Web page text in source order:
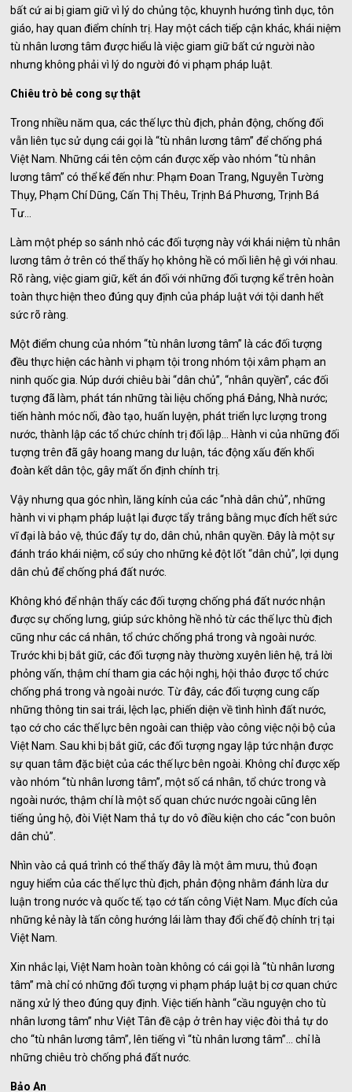
bất cứ ai bị giam giữ vì lý do chủng tộc, khuynh hướng tình dục, tôn
giáo, hay quan điểm chính trị. Hay một cách tiếp cận khác, khái niệm
tù nhân lương tâm được hiểu là việc giam giữ bất cứ người nào
nhưng không phải vì lý do người đó vi phạm pháp luật.
Chiêu trò bẻ cong sự thật
Trong nhiều năm qua, các thế lực thù địch, phản động, chống đối
vẫn liên tục sử dụng cái gọi là “tù nhân lương tâm” để chống phá
Việt Nam. Những cái tên cộm cán được xếp vào nhóm “tù nhân
lương tâm” có thể kể đến như: Phạm Đoan Trang, Nguyễn Tường
Thụy, Phạm Chí Dũng, Cấn Thị Thêu, Trịnh Bá Phương, Trịnh Bá
Tư…
Làm một phép so sánh nhỏ các đối tượng này với khái niệm tù nhân
lương tâm ở trên có thể thấy họ không hề có mối liên hệ gì với nhau.
Rõ ràng, việc giam giữ, kết án đối với những đối tượng kể trên hoàn
toàn thực hiện theo đúng quy định của pháp luật với tội danh hết
sức rõ ràng.
Một điểm chung của nhóm “tù nhân lương tâm” là các đối tượng
đều thực hiện các hành vi phạm tội trong nhóm tội xâm phạm an
ninh quốc gia. Núp dưới chiêu bài “dân chủ”, “nhân quyền”, các đối
tượng đã làm, phát tán những tài liệu chống phá Đảng, Nhà nước;
tiến hành móc nối, đào tạo, huấn luyện, phát triển lực lượng trong
nước, thành lập các tổ chức chính trị đối lập… Hành vi của những đối
tượng trên đã gây hoang mang dư luận, tác động xấu đến khối
đoàn kết dân tộc, gây mất ổn định chính trị.
Vậy nhưng qua góc nhìn, lăng kính của các “nhà dân chủ”, những
hành vi vi phạm pháp luật lại được tẩy trắng bằng mục đích hết sức
vĩ đại là bảo vệ, thúc đẩy tự do, dân chủ, nhân quyền. Đây là một sự
đánh tráo khái niệm, cổ súy cho những kẻ đột lốt “dân chủ”, lợi dụng
dân chủ để chống phá đất nước.
Không khó để nhận thấy các đối tượng chống phá đất nước nhận
được sự chống lưng, giúp sức không hề nhỏ từ các thế lực thù địch
cũng như các cá nhân, tổ chức chống phá trong và ngoài nước.
Trước khi bị bắt giữ, các đối tượng này thường xuyên liên hệ, trả lời
phỏng vấn, thậm chí tham gia các hội nghị, hội thảo được tổ chức
chống phá trong và ngoài nước. Từ đây, các đối tượng cung cấp
những thông tin sai trái, lệch lạc, phiến diện về tình hình đất nước,
tạo cớ cho các thế lực bên ngoài can thiệp vào công việc nội bộ của
Việt Nam. Sau khi bị bắt giữ, các đối tượng ngay lập tức nhận được
sự quan tâm đặc biệt của các thế lực bên ngoài. Không chỉ được xếp
vào nhóm “tù nhân lương tâm”, một số cá nhân, tổ chức trong và
ngoài nước, thậm chí là một số quan chức nước ngoài cũng lên
tiếng ủng hộ, đòi Việt Nam thả tự do vô điều kiện cho các “con buôn
dân chủ”.
Nhìn vào cả quá trình có thể thấy đây là một âm mưu, thủ đoạn
nguy hiểm của các thế lực thù địch, phản động nhằm đánh lừa dư
luận trong nước và quốc tế; tạo cớ tấn công Việt Nam. Mục đích của
những kẻ này là tấn công hướng lái làm thay đổi chế độ chính trị tại
Việt Nam.
Xin nhắc lại, Việt Nam hoàn toàn không có cái gọi là “tù nhân lương
tâm” mà chỉ có những đối tượng vi phạm pháp luật bị cơ quan chức
năng xử lý theo đúng quy định. Việc tiến hành “cầu nguyện cho tù
nhân lương tâm” như Việt Tân đề cập ở trên hay việc đòi thả tự do
cho “tù nhân lương tâm”, lên tiếng vì “tù nhân lương tâm”… chỉ là
những chiêu trò chống phá đất nước.
Bảo An